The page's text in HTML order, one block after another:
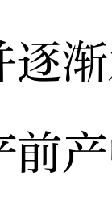
逐
前